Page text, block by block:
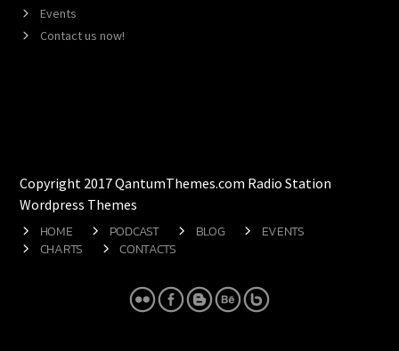
Events
Contact us now!
Copyright 2017 QantumThemes.com Radio Station
Wordpress Themes
HOME PODCAST BLOG
EVENTS
CHARTS
CONTACTS